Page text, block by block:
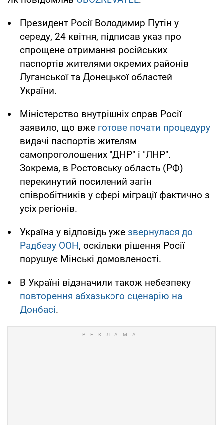
Президент Росії Володимир Путін у
середу, 24 квітня, підписав указ про
спрощене отримання російських
паспортів жителями окремих районів
Луганської та Донецької областей
України.
Міністерство внутрішніх справ Росії
заявило, що вже готове почати процедуру
видачі паспортів жителям
самопроголошених "ДНР" і "ЛНР".
Зокрема, в Ростовську область (РФ)
перекинутий посилений загін
співробітників у сфері міграції фактично з
усіх регіонів.
Україна у відповідь уже звернулася до
Радбезу ООН, оскільки рішення Росії
порушує Мінські домовленості.
В Україні відзначили також небезпеку
повторення абхазького сценарію на
Донбасі.